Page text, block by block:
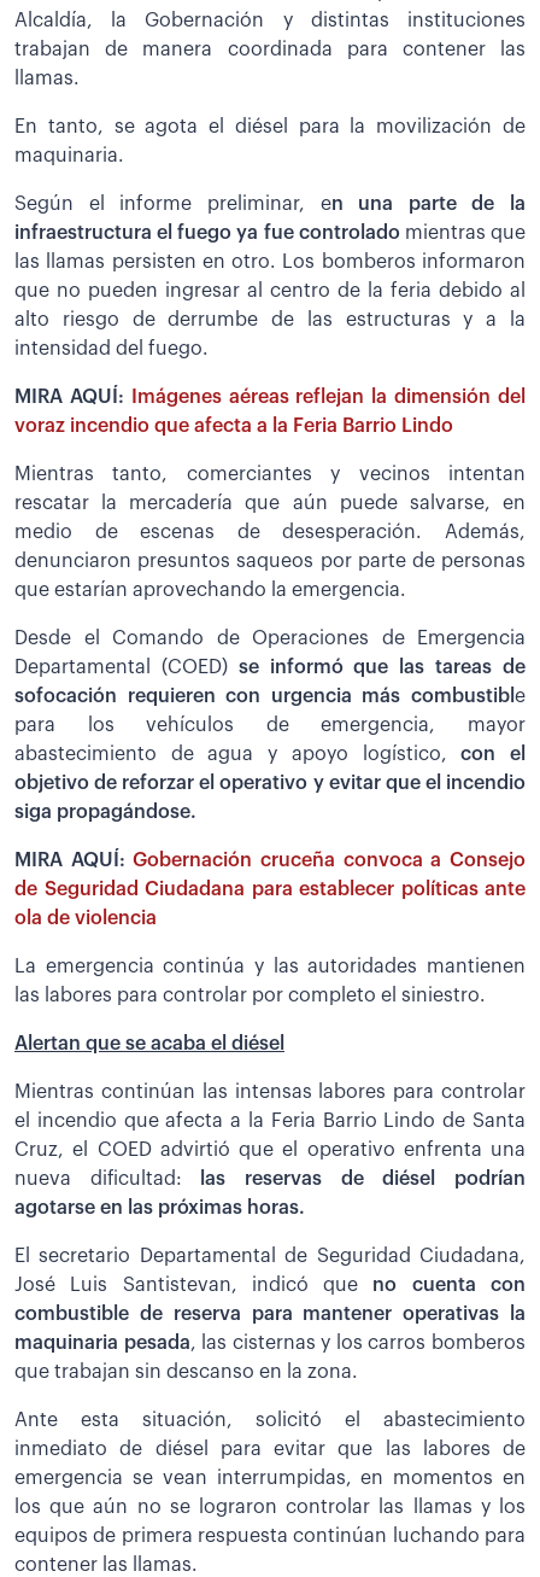
Alcaldía, la Gobernación y distintas instituciones
trabajan de manera coordinada para contener las
llamas.
En tanto, se agota el diésel para la movilización de
maquinaria.
Según el informe preliminar, en una parte de la
infraestructura el fuego ya fue controladomientras que
las llamas persisten en otro. Los bomberos informaron
que no pueden ingresar al centro de la feria debido al
alto riesgo de derrumbe de las estructuras y a la
intensidad del fuego.
MIRA AQUÍ:
Imágenes aéreas reflejan la dimensión del
voraz incendio que afecta a la Feria Barrio Lindo
Mientras tanto, comerciantes y vecinos intentan
rescatar la mercadería que aún puede salvarse, en
medio de escenas de desesperación. Además,
denunciaron presuntos saqueos por parte de personas
que estarían aprovechando la emergencia.
Desde el Comando de Operaciones de Emergencia
Departamental (COED) se informó que las tareas de
sofocación requieren con urgencia más combustibl e
para los vehículos de emergencia, mayor
abastecimiento de agua y apoyo logístico, con el
objetivo de reforzar el operativo y evitar que el incendio
siga propagándose.
MIRA AQUÍ:Gobernación cruceña convoca a Consejo
de Seguridad Ciudadana para establecer políticas ante
ola de violencia
La emergencia continúa y las autoridades mantienen
las labores para controlar por completo el siniestro.
Alertan que se acaba el diésel
Mientras continúan las intensas labores para controlar
el incendio que afecta a la Feria Barrio Lindo de Santa
Cruz, el COED advirtió que el operativo enfrenta una
nueva dificultad:
las reservas de diésel podrían
agotarse en las próximas horas.
El secretario Departamental de Seguridad Ciudadana,
José Luis Santistevan, indicó que no cuenta con
combustible de reserva para mantener operativas la
maquinaria pesada, las cisternas y los carros bomberos
que trabajan sin descanso en la zona.
Ante esta situación, solicitó el abastecimiento
inmediato de diésel para evitar que las labores de
emergencia se vean interrumpidas, en momentos en
los que aún no se lograron controlar las llamas y los
equipos de primera respuesta continúan luchando para
contener las llamas.